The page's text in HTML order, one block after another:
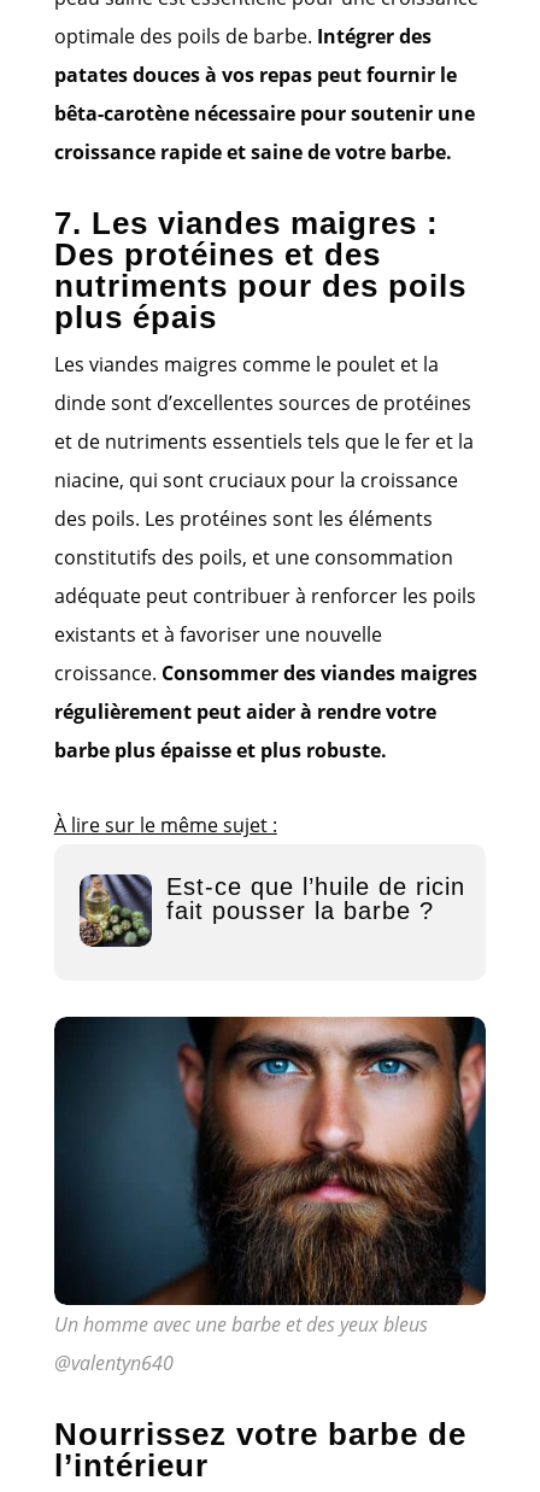
optimale des poils de barbe. Intégrer des
patates douces à vos repas peut fournir le
bêta-carotène nécessaire pour soutenir une
croissance rapide et saine de votre barbe.
7. Les viandes maigres :
Des protéines et des
nutriments pour des poils
plus épais
Les viandes maigres comme le poulet et la
dinde sont d’excellentes sources de protéines
et de nutriments essentiels tels que le fer et la
niacine, qui sont cruciaux pour la croissance
des poils. Les protéines sont les éléments
constitutifs des poils, et une consommation
adéquate peut contribuer à renforcer les poils
existants et à favoriser une nouvelle
croissance. Consommer des viandes maigres
régulièrement peut aider à rendre votre
barbe plus épaisse et plus robuste.
À lire sur le même sujet :
Est-ce que l’huile de ricin
fait pousser la barbe ?
Un homme avec une barbe et des yeux bleus
@valentyn640
Nourrissez votre barbe de
l’intérieur